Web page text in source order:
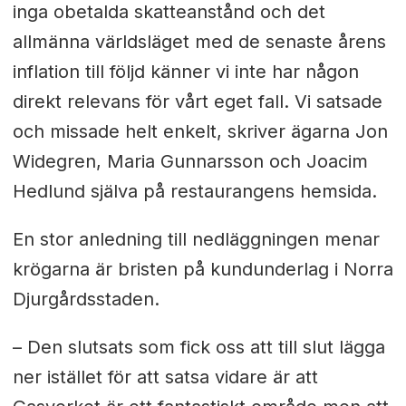
inga obetalda skatteanstånd och det
allmänna världsläget med de senaste årens
inflation till följd känner vi inte har någon
direkt relevans för vårt eget fall. Vi satsade
och missade helt enkelt, skriver ägarna Jon
Widegren, Maria Gunnarsson och Joacim
Hedlund själva på restaurangens hemsida.
En stor anledning till nedläggningen menar
krögarna är bristen på kundunderlag i Norra
Djurgårdsstaden.
– Den slutsats som fick oss att till slut lägga
ner istället för att satsa vidare är att